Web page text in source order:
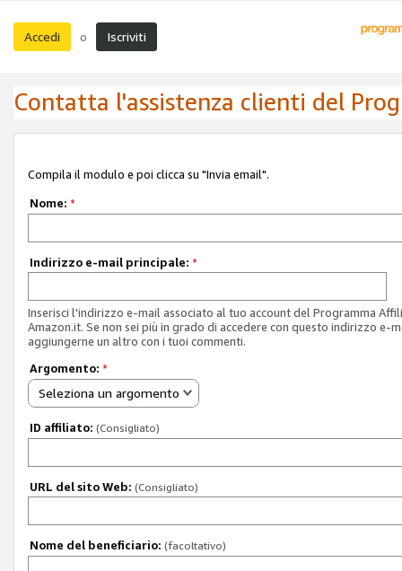
Accedi o Iscriviti
Contatta l'assistenza clienti del
Compila il modulo e poi clicca su "Invia email".
Nome: *
Indirizzo e-mail principale: *
Inserisci l'indirizzo e-mail associato al tuo account del Programma
Amazon.it. Se non sei più in grado di accedere con questo indirizzo e-
aggiungerne un altro con i tuoi commenti.
Argomento: *
Seleziona un argomento
ID affiliato: (Consigliato)
URL del sito Web: (Consigliato)
Nome del beneficiario: (facoltativo)